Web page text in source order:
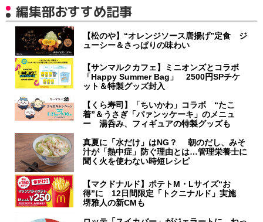
編集部おすすめ記事
【松のや】“オレンジソース唐揚げ”定食 ジ
ューシー＆さっぱりの味わい
【サンマルクカフェ】ミニオンズとコラボ
「Happy Summer Bag」 2500円SPチケ
ット＆特製グッズ封入
【くら寿司】「ちいかわ」コラボ “たこ
着”＆うさぎ「パァンッケーキ」のメニュ
ー 湯呑み、フィギュアの特製グッズも
真夏に「水だけ」はNG？ 朝のだし、みそ
汁が「熱中症」防ぐ理由とは…管理栄養士に
聞く火を使わない時短レシピ
【マクドナルド】ポテトM・Lサイズ“お
得”に 12日間限定「トクニナルド」実施
堺雅人の新CMも